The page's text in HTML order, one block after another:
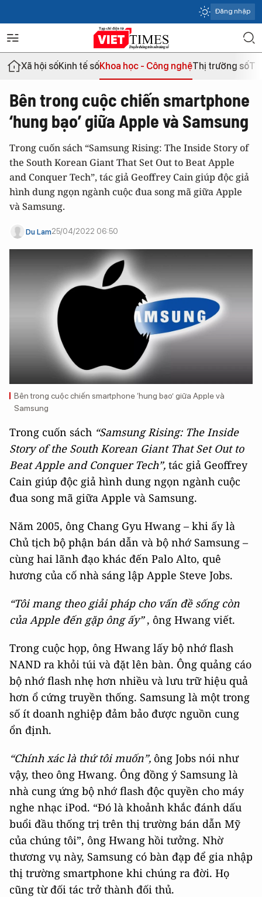
Đăng nhập
Xã hội sốKinh tế sốKhoa học - Công nghệThị trường số
Bên trong cuộc chiến smartphone
‘hung bạo’ giữa Apple và Samsung
Trong cuốn sách “Samsung Rising: The Inside Story of
the South Korean Giant That Set Out to Beat Apple
and Conquer Tech”, tác giả Geoffrey Cain giúp độc giả
hình dung ngọn ngành cuộc đua song mã giữa Apple
và Samsung.
Du Lam25/04/2022 06:50
Bên trong cuộc chiến smartphone ‘hung bạo’ giữa Apple và
Samsung
Trong cuốn sách “Samsung Rising: The Inside
Story of the South Korean Giant That Set Out to
Beat Apple and Conquer Tech”, tác giả Geoffrey
Cain giúp độc giả hình dung ngọn ngành cuộc
đua song mã giữa Apple và Samsung.
Năm 2005, ông Chang Gyu Hwang – khi ấy là
Chủ tịch bộ phận bán dẫn và bộ nhớ Samsung –
cùng hai lãnh đạo khác đến Palo Alto, quê
hương của cố nhà sáng lập Apple Steve Jobs.
“Tôi mang theo giải pháp cho vấn đề sống còn
của Apple đến gặp ông ấy”, ông Hwang viết.
Trong cuộc họp, ông Hwang lấy bộ nhớ flash
NAND ra khỏi túi và đặt lên bàn. Ông quảng cáo
bộ nhớ flash nhẹ hơn nhiều và lưu trữ hiệu quả
hơn ổ cứng truyền thống. Samsung là một trong
số ít doanh nghiệp đảm bảo được nguồn cung
ổn định.
“Chính xác là thứ tôi muốn”, ông Jobs nói như
vậy, theo ông Hwang. Ông đồng ý Samsung là
nhà cung ứng bộ nhớ flash độc quyền cho máy
nghe nhạc iPod. “Đó là khoảnh khắc đánh dấu
buổi đầu thống trị trên thị trường bán dẫn Mỹ
của chúng tôi”, ông Hwang hồi tưởng. Nhờ
thương vụ này, Samsung có bàn đạp để gia nhập
thị trường smartphone khi chúng ra đời. Họ
cũng từ đối tác trở thành đối thủ.